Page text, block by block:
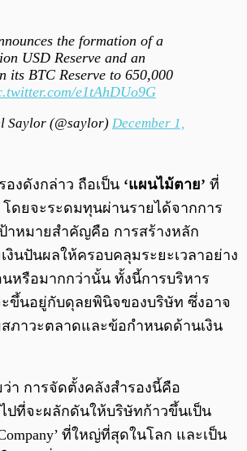
the formation of a
USD Reserve and an
its BTC Reserve to 650,000
e1tAhDUo9G
Saylor (@saylor) December 1,
องดังกล่าว ถือเป็น ‘แผนไม้ตาย’ ที่
โดยจะระดมทุนผ่านรายได้จากการ
าหมายสำคัญคือ การสร้างหลัก
งินปันผลให้ครอบคลุมระยะเวลาอย่าง
นหรือมากกว่านั้น ทั้งนี้การบริหาร
ขึ้นอยู่กับดุลยพินิจของบริษัท ซึ่งอาจ
ภาวะตลาดและข้อกำหนดด้านเงิน
ว่า การจัดตั้งคลังสำรองนี้คือ
ปที่จะผลักดันให้บริษัทก้าวขึ้นเป็น
Company’ ที่ใหญ่ที่สุดในโลก และเป็น